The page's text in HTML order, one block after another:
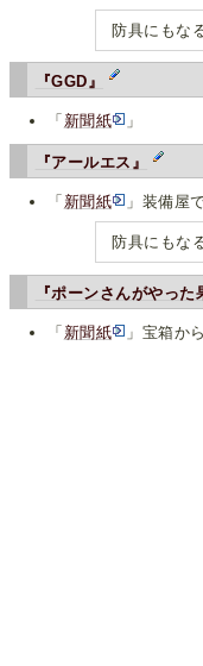
防具にもな
『GGD』
「 新聞紙 」
『アールエス』
「 新聞紙 」装備屋
防具にもな
『ポーンさんがやった
「 新聞紙 」宝箱か